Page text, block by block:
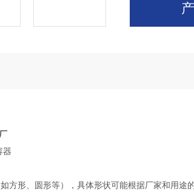
器
方形、圆形等），具体形状可能根据厂家和用